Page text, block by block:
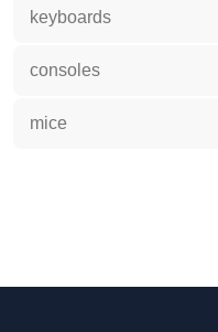
keyboards
consoles
mice